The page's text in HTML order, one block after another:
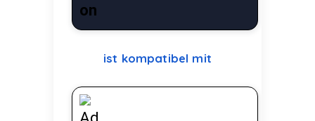
ist kompatibel mit